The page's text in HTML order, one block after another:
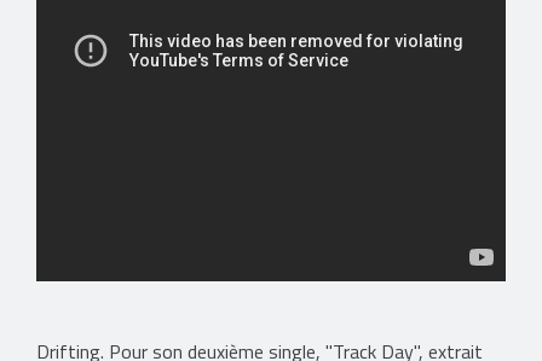
Drifting. Pour son deuxième single, "Track Day", extrait